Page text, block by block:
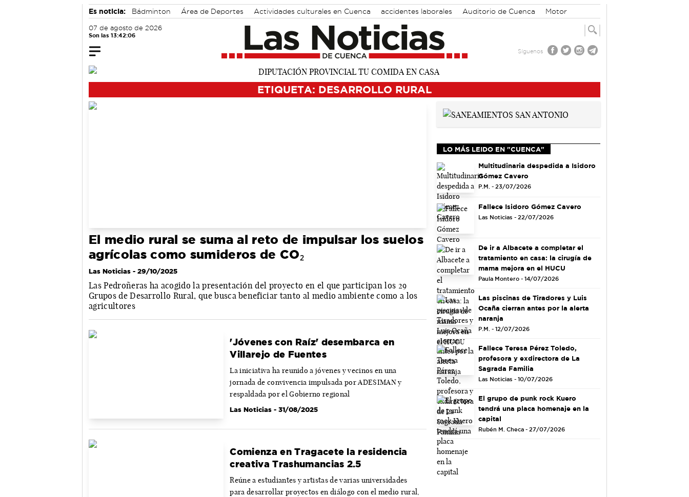
Es noticia: Bádminton Área de Deportes Actividades culturales en Cuenca accidentes laborales Auditorio de Cuenca
Motor
07 de agosto de 2026
Son las 13:42:07
Síguenos
ETIQUETA: DESARROLLO RURAL
El medio rural se suma al reto de impulsar los suelos
agrícolas como sumideros de CO₂
Las Noticias - 29/10/2025
Las Pedroñeras ha acogido la presentación del proyecto en el que participan los 29
Grupos de Desarrollo Rural, que busca beneficiar tanto al medio ambiente como a los
agricultores
'Jóvenes con Raíz' desembarca en
Villarejo de Fuentes
La iniciativa ha reunido a jóvenes y vecinos en una
jornada de convivencia impulsada por ADESIMAN y
respaldada por el Gobierno regional
Las Noticias - 31/08/2025
Comienza en Tragacete la residencia
creativa Trashumancias 2.5
Reúne a estudiantes y artistas de varias universidades
para desarrollar proyectos en diálogo con el medio rural,
LO MÁS LEIDO EN "CUENCA"
Multitudinaria despedida a Isidoro
Gómez Cavero
P.M. - 23/07/2026
Fallece Isidoro Gómez Cavero
Las Noticias - 22/07/2026
De ir a Albacete a completar el
tratamiento en casa: la cirugía de
mama mejora en el HUCU
Paula Montero - 14/07/2026
Las piscinas de Tiradores y Luis
Ocaña cierran antes por la alerta
naranja
P.M. - 12/07/2026
Fallece Teresa Pérez Toledo,
profesora y exdirectora de La
Sagrada Familia
Las Noticias - 10/07/2026
El grupo de punk rock Kuero
tendrá una placa homenaje en la
capital
Rubén M. Checa - 27/07/2026